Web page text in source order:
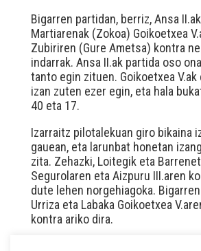
Bigarren partidan, berriz, Ansa
Martiarenak (Zokoa) Goikoetxea
Zubiriren (Gure Ametsa) kontra
indarrak. Ansa II.ak partida oso
tanto egin zituen. Goikoetxea
izan zuten ezer egin, eta hala
40 eta 17.
Izarraitz pilotalekuan giro bikaina
gauean, eta larunbat honetan
zita. Zehazki, Loitegik eta
Segurolaren eta Aizpuru III.aren
dute lehen norgehiagoka.
Urriza eta Labaka Goikoetxea
kontra ariko dira.